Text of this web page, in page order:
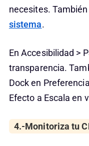
necesites.
sistema.
En Accesibilidad >
transparencia.
Dock en
Efecto a Escala en
4.-Monitoriza tu